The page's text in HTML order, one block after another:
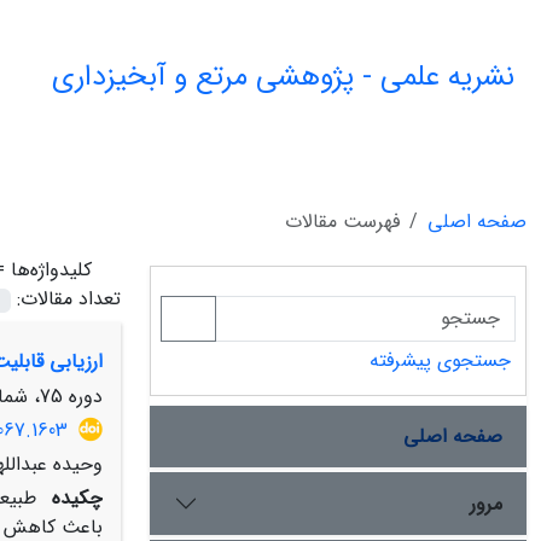
نشریه علمی - پژوهشی مرتع و آبخیزداری
صفحه اصلی
فهرست مقالات
کلیدواژه‌ها
تعداد مقالات:
ارزیابی
دوره 75، شماره 2، تابستان 1401، صفحه
وحیده
چکیده
باعث کاهش
جستجوی پیشرفته
صفحه اصلی
مرور